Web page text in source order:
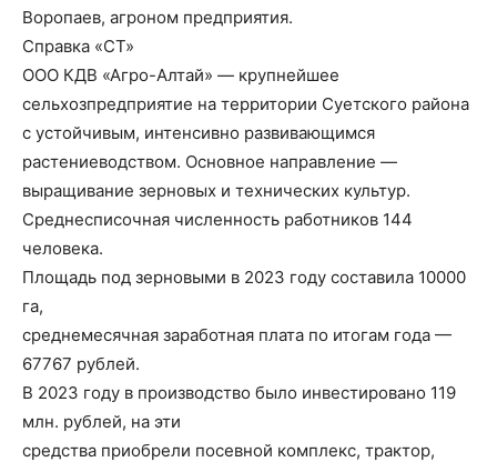
Воропаев, агроном предприятия.
Справка «СТ»
ООО КДВ «Агро-Алтай» — крупнейшее
сельхозпредприятие на территории Суетского района
с устойчивым, интенсивно развивающимся
растениеводством. Основное направление —
выращивание зерновых и технических культур.
Среднесписочная численность работников 144
человека.
Площадь под зерновыми в 2023 году составила 10000
га,
среднемесячная заработная плата по итогам года —
67767 рублей.
В 2023 году в производство было инвестировано 119
млн. рублей, на эти
средства приобрели посевной комплекс, трактор,